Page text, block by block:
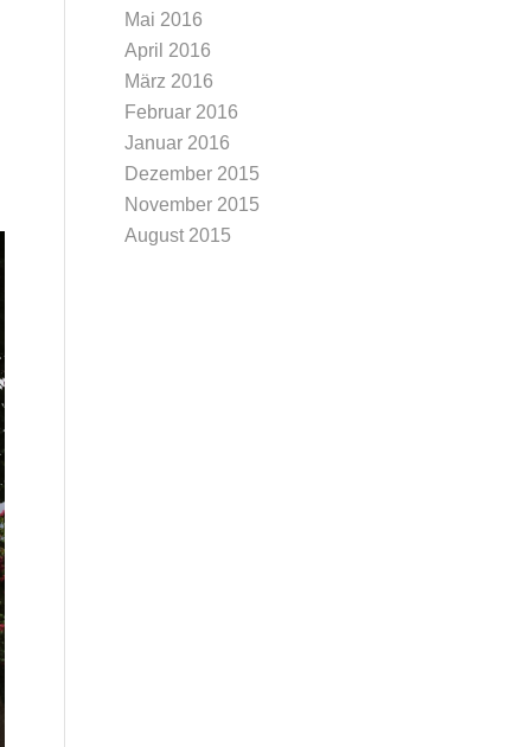
Mai 2016
April 2016
März 2016
Februar 2016
Januar 2016
Dezember 2015
November 2015
August 2015